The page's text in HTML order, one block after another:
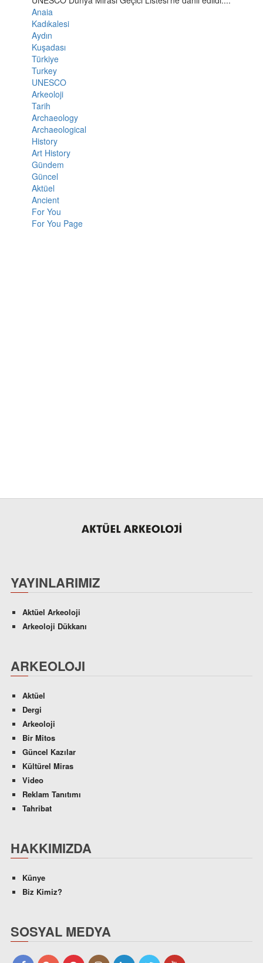
Anaia
Kadıkalesi
Aydın
Kuşadası
Türkiye
Turkey
UNESCO
Arkeoloji
Tarih
Archaeology
Archaeological
History
Art History
Gündem
Güncel
Aktüel
Ancient
For You
For You Page
YAYINLARIMIZ
Aktüel Arkeoloji
Arkeoloji Dükkanı
ARKEOLOJI
Aktüel
Dergi
Arkeoloji
Bir Mitos
Güncel Kazılar
Kültürel Miras
Video
Reklam Tanıtımı
Tahribat
HAKKIMIZDA
Künye
Biz Kimiz?
SOSYAL MEDYA